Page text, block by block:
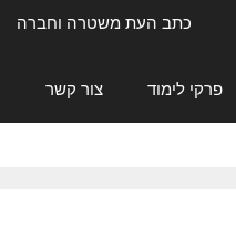
כתב העת משטרה וחברה
פרקי לימוד צור קשר